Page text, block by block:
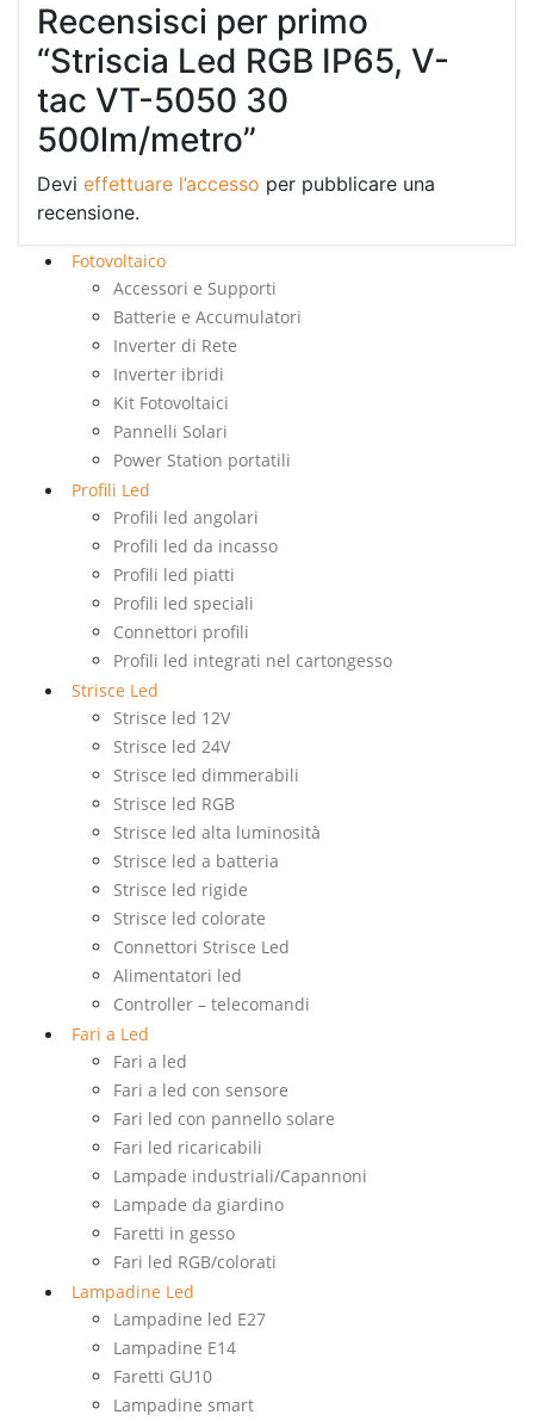
Recensisci per primo
“Striscia Led RGB IP65, V-
tac VT-5050 30
500lm/metro”
Devi effettuare l’accesso per pubblicare una
recensione.
Fotovoltaico
Accessori e Supporti
Batterie e Accumulatori
Inverter di Rete
Inverter ibridi
Kit Fotovoltaici
Pannelli Solari
Power Station portatili
Profili Led
Profili led angolari
Profili led da incasso
Profili led piatti
Profili led speciali
Connettori profili
Profili led integrati nel cartongesso
Strisce Led
Strisce led 12V
Strisce led 24V
Strisce led dimmerabili
Strisce led RGB
Strisce led alta luminosità
Strisce led a batteria
Strisce led rigide
Strisce led colorate
Connettori Strisce Led
Alimentatori led
Controller – telecomandi
Fari a Led
Fari a led
Fari a led con sensore
Fari led con pannello solare
Fari led ricaricabili
Lampade industriali/Capannoni
Lampade da giardino
Faretti in gesso
Fari led RGB/colorati
Lampadine Led
Lampadine led E27
Lampadine E14
Faretti GU10
Lampadine smart